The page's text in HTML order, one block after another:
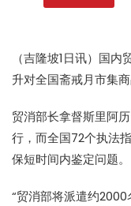
（吉隆坡1日讯）国
升对全国斋戒月市集
贸消部长拿督斯里阿
行，而全国72个执法
保短时间内鉴定问题。
“贸消部将派遣约